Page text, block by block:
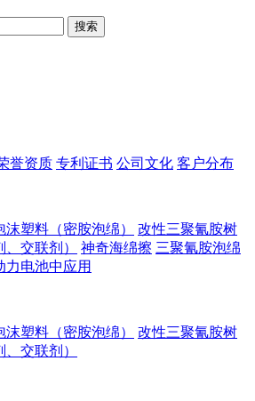
誉资质 专利证书 公司文化 客户分布
塑料（密胺泡绵）
改性三聚氰胺树
交联剂）
神奇海绵擦 三聚氰胺泡绵
力电池中应用
塑料（密胺泡绵）
改性三聚氰胺树
交联剂）